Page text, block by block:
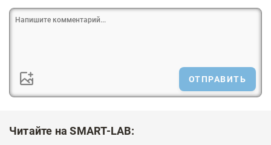
ОТПРАВИТЬ
Читайте на SMART-LAB: